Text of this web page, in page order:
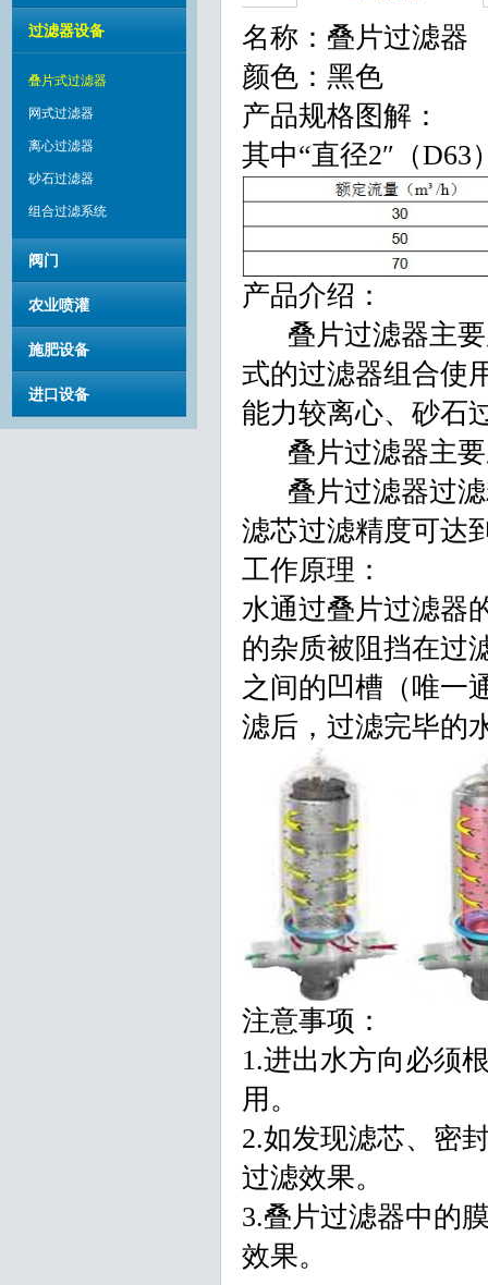
过滤器设备
叠片式过滤器
网式过滤器
离心过滤器
砂石过滤器
组合过滤系统
阀门
农业喷灌
施肥设备
进口设备
名称：叠片过滤器
颜色：黑色
产品规格图解：
其中“直径2″（
产品介绍：
叠片过滤器主要
式的过滤器组合使
能力较离心、砂石
叠片过滤器主要
叠片过滤器过滤
滤芯过滤精度可达
工作原理：
水通过叠片过滤器
的杂质被阻挡在过
之间的凹槽（唯一
滤后，过滤完毕的
注意事项：
1.进出水方向必须
用。
2.如发现滤芯、密
过滤效果。
3.叠片过滤器中的
效果。